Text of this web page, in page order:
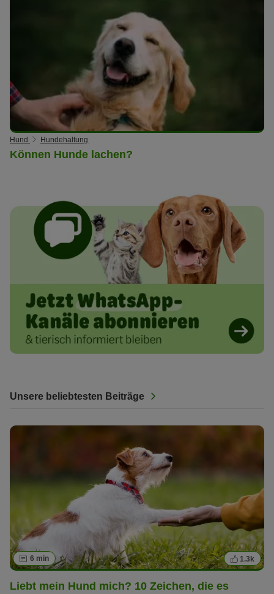
Hund Hundehaltung
Können Hunde lachen?
Unsere beliebtesten Beiträge
6 min 1.3k
Liebt mein Hund mich? 10 Zeichen, die es